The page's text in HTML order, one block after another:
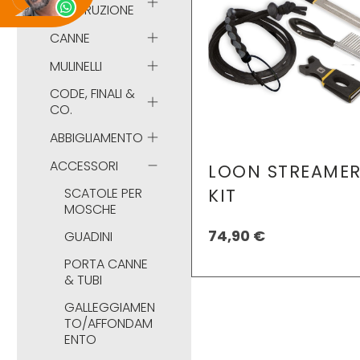
COSTRUZIONE
CANNE
MULINELLI
CODE, FINALI &
CO.
ABBIGLIAMENTO
ACCESSORI
SCATOLE PER
MOSCHE
GUADINI
PORTA CANNE
& TUBI
GALLEGGIAMEN
TO/AFFONDAM
ENTO
LOON
KIT
74,90 €